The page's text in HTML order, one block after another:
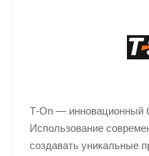
Т-On — инновационный
Использование
создавать уникальные